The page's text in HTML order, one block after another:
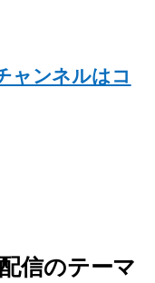
ャンネルはコ
信のテーマ